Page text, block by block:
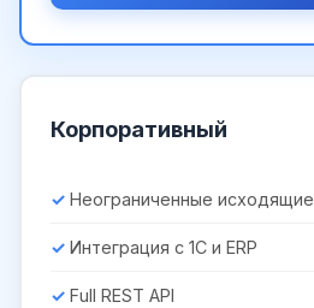
Корпоративный
Неограниченные исходящие
Интеграция с 1С и ERP
Full REST API